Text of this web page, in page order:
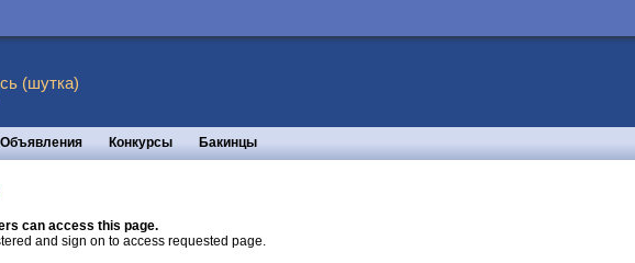
(шутка)
Объявления Конкурсы Бакинцы
can access this page.
and sign on to access requested page.